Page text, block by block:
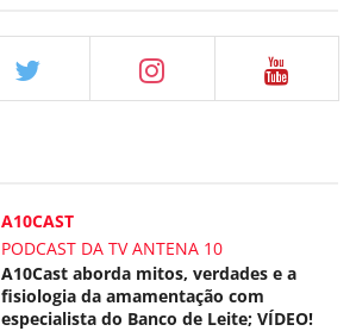
A10CAST
PODCAST DA TV ANTENA 10
A10Cast aborda mitos, verdades e a
fisiologia da amamentação com
especialista do Banco de Leite; VÍDEO!